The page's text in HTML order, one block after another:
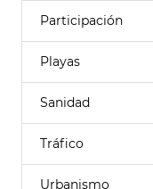
Participación
Playas
Sanidad
Tráfico
Urbanismo